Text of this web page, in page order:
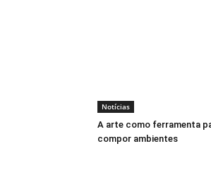
Notícias
A arte como ferramenta
compor ambientes